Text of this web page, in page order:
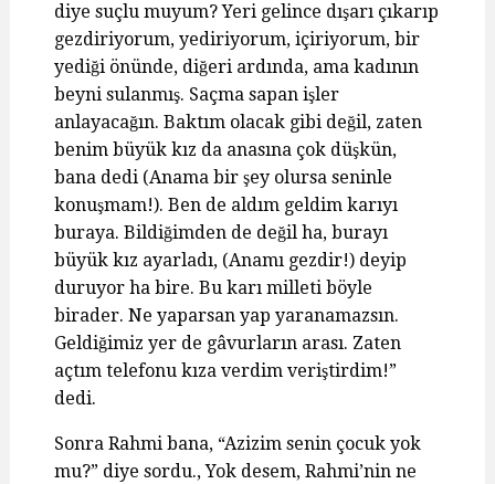
diye suçlu muyum? Yeri gelince dışarı çıkarıp
gezdiriyorum, yediriyorum, içiriyorum, bir
yediği önünde, diğeri ardında, ama kadının
beyni sulanmış. Saçma sapan işler
anlayacağın. Baktım olacak gibi değil, zaten
benim büyük kız da anasına çok düşkün,
bana dedi (Anama bir şey olursa seninle
konuşmam!). Ben de aldım geldim karıyı
buraya. Bildiğimden de değil ha, burayı
büyük kız ayarladı, (Anamı gezdir!) deyip
duruyor ha bire. Bu karı milleti böyle
birader. Ne yaparsan yap yaranamazsın.
Geldiğimiz yer de gâvurların arası. Zaten
açtım telefonu kıza verdim veriştirdim!”
dedi.
Sonra Rahmi bana, “Azizim senin çocuk yok
mu?” diye sordu., Yok desem, Rahmi’nin ne